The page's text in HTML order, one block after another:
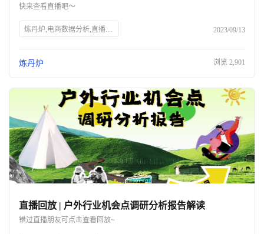
公司介绍
商机推荐
快来查看直播吧～
炼丹炉,电商数据分析,直播行业解读,宠物行业解读,知衣科技,AI大数据,服装AI 2023/09/13
炼丹炉 浏览 2,901
直播回放 | 户外行业机会点调研分析报告解读
错过直播朋友可点击查看回放~